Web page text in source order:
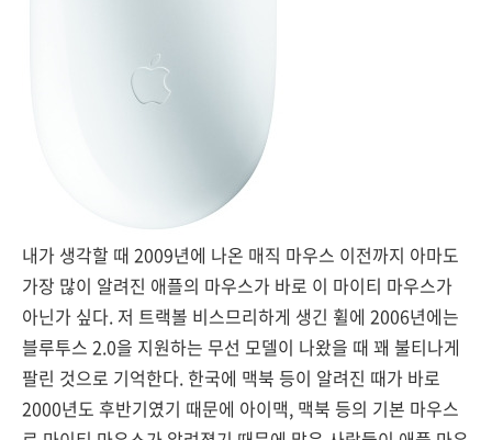
내가 생각할 때 2009년에 나온 매직 마우스 이전까지 아마도
가장 많이 알려진 애플의 마우스가 바로 이 마이티 마우스가
아닌가 싶다. 저 트랙볼 비스므리하게 생긴 휠에 2006년에는
블루투스 2.0을 지원하는 무선 모델이 나왔을 때 꽤 불티나게
팔린 것으로 기억한다. 한국에 맥북 등이 알려진 때가 바로
2000년도 후반기였기 때문에 아이맥, 맥북 등의 기본 마우스